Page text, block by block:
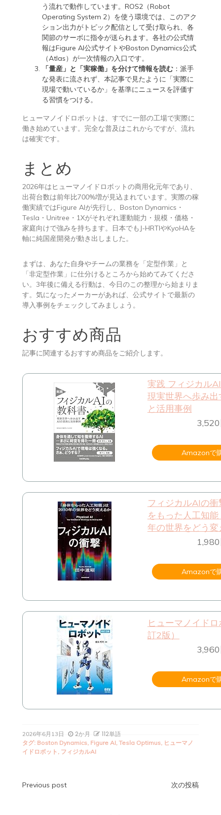
う流れで動作しています。ROS2（Robot
Operating System 2）を使う環境では、このアク
ション出力がトピック配信として受け取られ、各
関節のサーボに指令が送られます。各社の公式情
報はFigure AI公式サイトやBoston Dynamics公式
（Atlas） が一次情報の入口です。
「量産」と「実稼働」を分けて情報を読む：派手
な発表に流されず、本記事で見たように「実際に
現場で動いているか」を基準にニュースを評価す
る習慣をつける。
ヒューマノイドロボットは、すでに一部の工場で実際に
働き始めています。完全な普及はこれからですが、流れ
は確実です。
まとめ
2026年はヒューマノイドロボットの商用化元年であり、
出荷台数は前年比700%増が見込まれています。実際の稼
働実績ではFigure AIが先行し、Boston Dynamics・
Tesla・Unitree・1Xがそれぞれ運動能力・規模・価格・
家庭向けで強みを持ちます。日本でもJ-HRTIやKyoHAを
軸に純国産開発が動き出しました。
まずは、あなた自身やチームの業務を「定型作業」と
「非定型作業」に仕分けるところから始めてみてくださ
い。3年後に備える行動は、今日のこの整理から始まりま
す。気になったメーカーがあれば、公式サイトで最新の
導入事例をチェックしてみましょう。
おすすめ商品
記事に関連するおすすめ商品をご紹介します。
実践 フィジカル
現実世界へ歩み
と活用事例
Amazonで
フィジカルAIの
をもった人工知
年の世界をどう
Amazonで
ヒューマノイド
訂2版）
Amazonで
2026年6月13日 2か月 112単語
タグ: Boston Dynamics, Figure AI, Tesla Optimus, ヒューマノ
イドロボット , フィジカルAI
投
Previous post 次の投稿